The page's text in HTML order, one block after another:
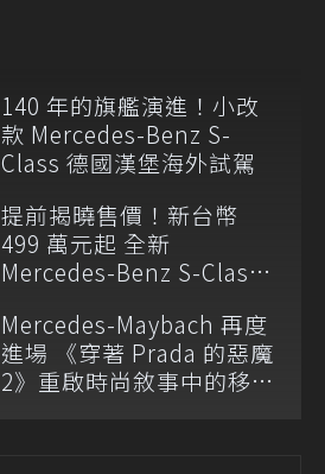
140 年的旗艦演進！小改
款 Mercedes-Benz S-
Class 德國漢堡海外試駕
提前揭曉售價！新台幣
499 萬元起 全新
Mercedes-Benz S-Class
Class 開放預訂
Mercedes-Maybach 再度
進場 《穿著 Prada 的惡魔
2》重啟時尚敘事中的移動